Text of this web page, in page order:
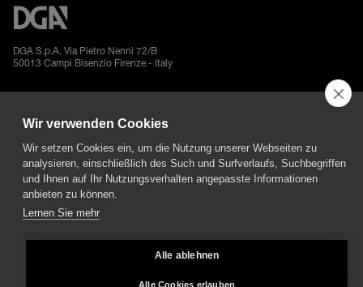
DGA S.p.A. Via Pietro Nenni 72/B
50013 Campi Bisenzio Firenze - Italy
All rights reserved - VAT No. 02237280488 - REA: FI496272 - Share capital: €
2.500.000,00
General Sales and Guarantee Conditions
Wir verwenden Cookies
Wir setzen Cookies ein, um die Nutzung unserer Webseiten zu
analysieren, einschließlich des Such und Surfverlaufs, Suchbegriffen
und Ihnen auf Ihr Nutzungsverhalten angepasste Informationen
anbieten zu können.
Lernen Sie mehr
Alle ablehnen
Alle Cookies erlauben